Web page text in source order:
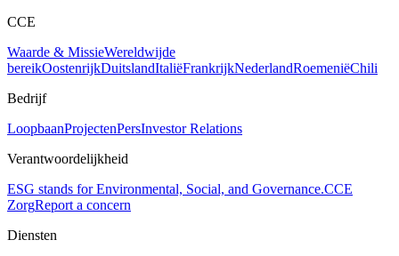
CCE
Waarde & MissieWereldwijde
bereikOostenrijkDuitslandItaliëFrankrijkNederlandRoemeniëChili
Bedrijf
LoopbaanProjectenPersInvestor Relations
Verantwoordelijkheid
ESG stands for Environmental, Social, and Governance.CCE
ZorgReport a concern
Diensten